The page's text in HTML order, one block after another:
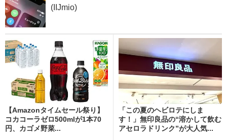
(IIJmio)
【Amazonタイムセール祭り】
コカコーラゼロ500mlが1本70
円、カゴメ野菜...
「この夏のヘビロテにしま
す！」無印良品の“溶かして飲む
アセロラドリンク”が大人気...